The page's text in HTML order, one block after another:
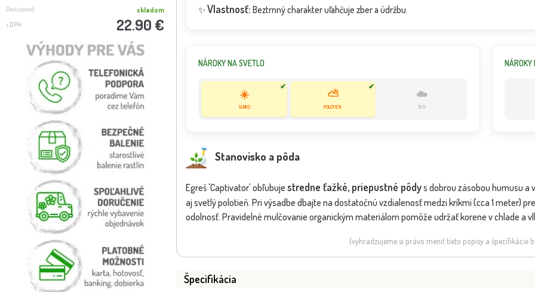
Dostupnosť: skladom
s DPH 22.90 €
Dostupnosť: skladom Dostupnosť:
✨Vlastnosť: Beztrnný charakter uľahčuje zber a údržbu.
NÁROKY NA SVETLO
✔
☀️
SLNKO
✔
⛅
POLOTIEŇ
☁️
TIEŇ
NÁROKY
Stanovisko a pôda
Egreš 'Captivator' obľubuje stredne ťažké, priepustné pôdys dobrou zásobou humusu a
aj svetlý polotieň. Pri výsadbe dbajte na dostatočnú vzdialenosť medzi kríkmi (cca 1 meter)
odolnosť. Pravidelné mulčovanie organickým materiálom pomôže udržať korene v chlade a
(vyhradzujeme si právo meniť tieto popisy a špecifikácie
Špecifikácia